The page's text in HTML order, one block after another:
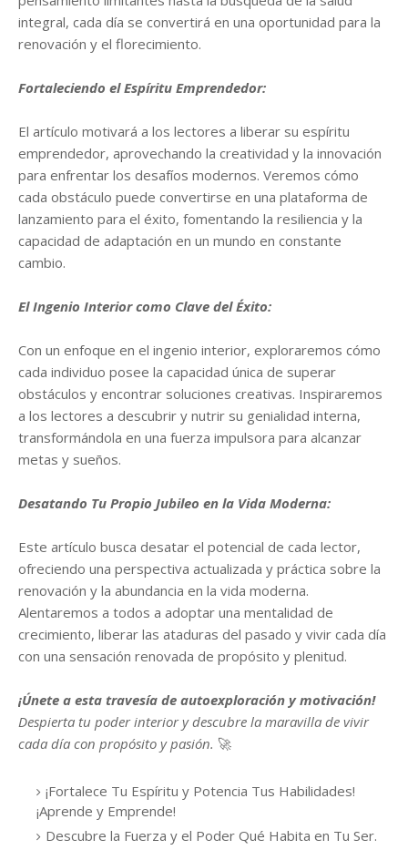
integral, cada día se convertirá en una oportunidad para la
renovación y el florecimiento.
Fortaleciendo el Espíritu Emprendedor:
El artículo motivará a los lectores a liberar su espíritu
emprendedor, aprovechando la creatividad y la innovación
para enfrentar los desafíos modernos. Veremos cómo
cada obstáculo puede convertirse en una plataforma de
lanzamiento para el éxito, fomentando la resiliencia y la
capacidad de adaptación en un mundo en constante
cambio.
El Ingenio Interior como Clave del Éxito:
Con un enfoque en el ingenio interior, exploraremos cómo
cada individuo posee la capacidad única de superar
obstáculos y encontrar soluciones creativas. Inspiraremos
a los lectores a descubrir y nutrir su genialidad interna,
transformándola en una fuerza impulsora para alcanzar
metas y sueños.
Desatando Tu Propio Jubileo en la Vida Moderna:
Este artículo busca desatar el potencial de cada lector,
ofreciendo una perspectiva actualizada y práctica sobre la
renovación y la abundancia en la vida moderna.
Alentaremos a todos a adoptar una mentalidad de
crecimiento, liberar las ataduras del pasado y vivir cada día
con una sensación renovada de propósito y plenitud.
¡Únete a esta travesía de autoexploración y motivación!
Despierta tu poder interior y descubre la maravilla de vivir
cada día con propósito y pasión. 🚀
¡Fortalece Tu Espíritu y Potencia Tus Habilidades!
¡Aprende y Emprende!
Descubre la Fuerza y el Poder Qué Habita en Tu Ser.